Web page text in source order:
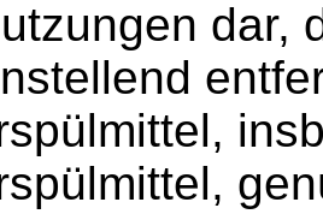
dar,